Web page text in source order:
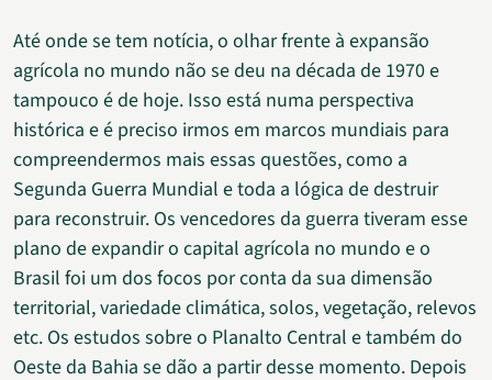
Até onde se tem notícia, o olhar frente à expansão
agrícola no mundo não se deu na década de 1970 e
tampouco é de hoje. Isso está numa perspectiva
histórica e é preciso irmos em marcos mundiais para
compreendermos mais essas questões, como a
Segunda Guerra Mundial e toda a lógica de destruir
para reconstruir. Os vencedores da guerra tiveram esse
plano de expandir o capital agrícola no mundo e o
Brasil foi um dos focos por conta da sua dimensão
territorial, variedade climática, solos, vegetação, relevos
etc. Os estudos sobre o Planalto Central e também do
Oeste da Bahia se dão a partir desse momento. Depois